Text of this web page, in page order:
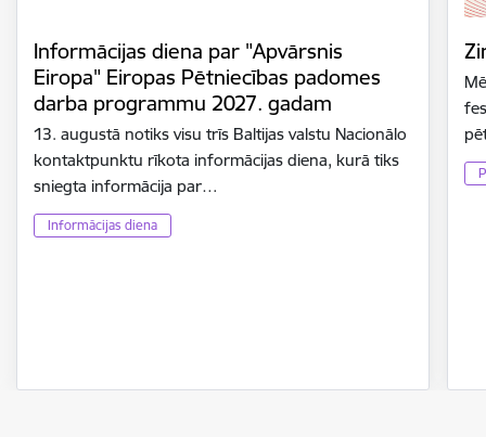
Informācijas diena par "Apvārsnis
Eiropa" Eiropas Pētniecības padomes
darba programmu 2027. gadam
13. augustā notiks visu trīs Baltijas valstu Nacionālo
kontaktpunktu rīkota informācijas diena, kurā tiks
sniegta informācija par…
Informācijas diena